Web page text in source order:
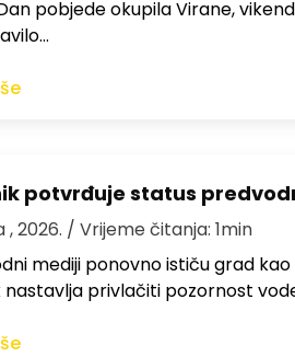
pobjede okupila Virane,
potvrđuje status
, 2026. / Vrijeme čitanja: 1min
mediji ponovno ističu grad
nastavlja privlačiti pozornost